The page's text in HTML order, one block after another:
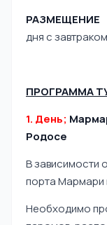
РАЗМЕЩЕНИЕ
дня с завтраком
ПРОГРАММА
1. День;
Родосе
В зависимости
порта Мармари
Необходимо